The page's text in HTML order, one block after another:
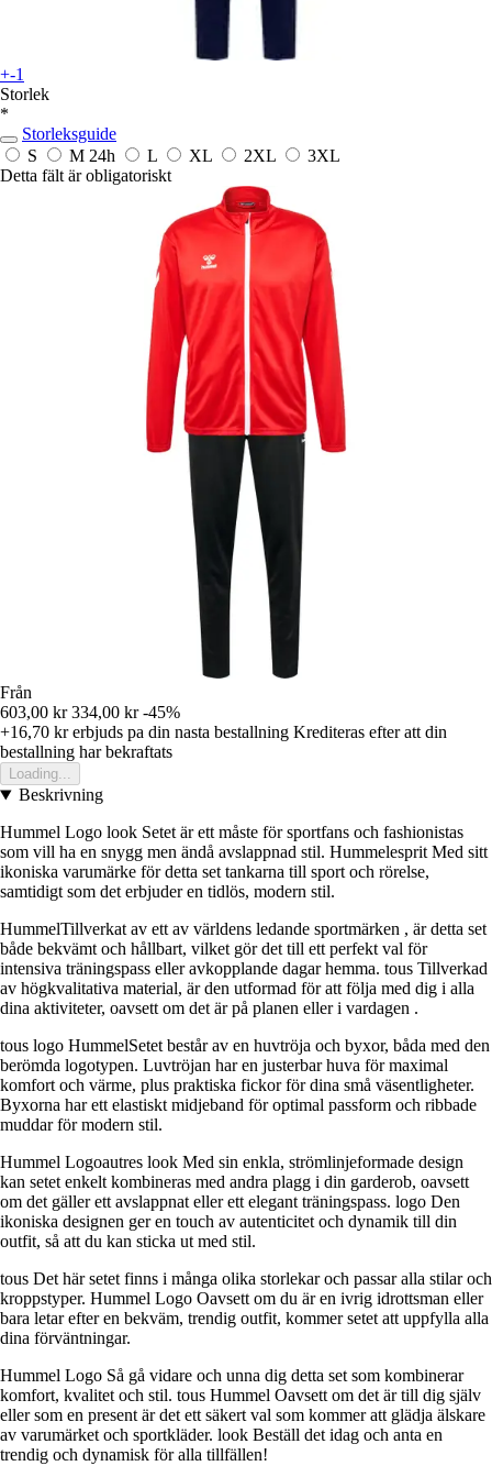
+-1
Storlek
*
Storleksguide
S
M 24h L XL 2XL
3XL
Detta fält är obligatoriskt
Från
603,00 kr 334,00 kr -45%
+16,70 krerbjuds pa din nasta bestallning Krediteras efter att din
bestallning har bekraftats
Loading...
Beskrivning
Hummel Logo look Setet är ett måste för sportfans och fashionistas
som vill ha en snygg men ändå avslappnad stil. Hummelesprit Med sitt
ikoniska varumärke för detta set tankarna till sport och rörelse,
samtidigt som det erbjuder en tidlös, modern stil.
HummelTillverkat av ett av världens ledande sportmärken , är detta set
både bekvämt och hållbart, vilket gör det till ett perfekt val för
intensiva träningspass eller avkopplande dagar hemma. tous Tillverkad
av högkvalitativa material, är den utformad för att följa med dig i alla
dina aktiviteter, oavsett om det är på planen eller i vardagen .
tous logo HummelSetet består av en huvtröja och byxor, båda med den
berömda logotypen. Luvtröjan har en justerbar huva för maximal
komfort och värme, plus praktiska fickor för dina små väsentligheter.
Byxorna har ett elastiskt midjeband för optimal passform och ribbade
muddar för modern stil.
Hummel Logoautres look Med sin enkla, strömlinjeformade design
kan setet enkelt kombineras med andra plagg i din garderob, oavsett
om det gäller ett avslappnat eller ett elegant träningspass. logo Den
ikoniska designen ger en touch av autenticitet och dynamik till din
outfit, så att du kan sticka ut med stil.
tous Det här setet finns i många olika storlekar och passar alla stilar och
kroppstyper. Hummel Logo Oavsett om du är en ivrig idrottsman eller
bara letar efter en bekväm, trendig outfit, kommer setet att uppfylla alla
dina förväntningar.
Hummel Logo Så gå vidare och unna dig detta set som kombinerar
komfort, kvalitet och stil. tous Hummel Oavsett om det är till dig själv
eller som en present är det ett säkert val som kommer att glädja älskare
av varumärket och sportkläder. look Beställ det idag och anta en
trendig och dynamisk för alla tillfällen!